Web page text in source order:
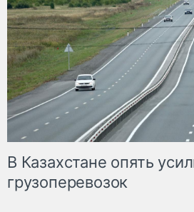
В Казахстане опять
грузоперевозок